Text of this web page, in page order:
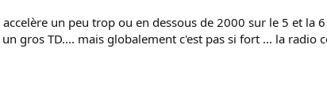
un peu trop ou en dessous de 2000 sur le 5 et la
gros TD.... mais globalement c'est pas si fort ... la